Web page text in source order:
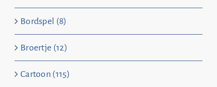
Bordspel (8)
Broertje (12)
Cartoon (115)